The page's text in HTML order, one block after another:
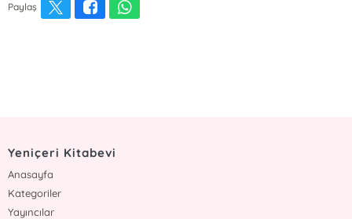
Paylaş
Yeniçeri Kitabevi
Anasayfa
Kategoriler
Yayıncılar